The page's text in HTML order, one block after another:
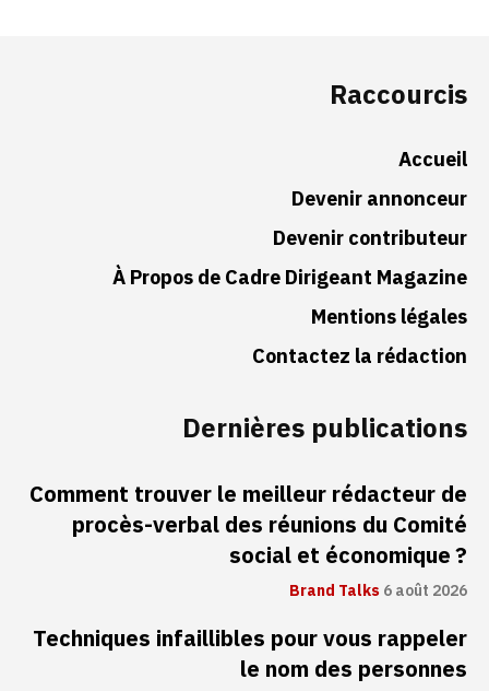
Raccourcis
Accueil
Devenir annonceur
Devenir contributeur
À Propos de Cadre Dirigeant Magazine
Mentions légales
Contactez la rédaction
Dernières publications
Comment trouver le meilleur rédacteur de
procès-verbal des réunions du Comité
social et économique ?
Brand Talks6 août 2026
Techniques infaillibles pour vous rappeler
le nom des personnes